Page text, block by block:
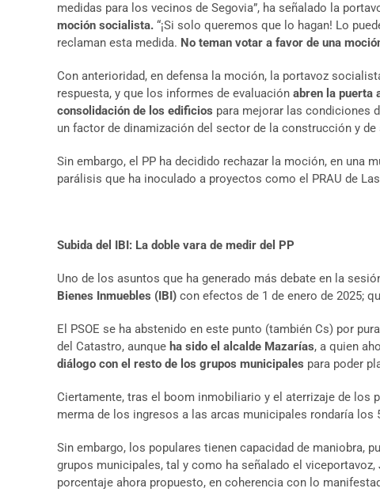
medidas para los vecinos de Segovia”, ha señalado la
moción socialista. “¡Si solo queremos que lo hagan! Lo
reclaman esta medida. No teman votar a favor de una
Con anterioridad, en defensa la moción, la portavoz
respuesta, y que los informes de evaluación abren la puerta
consolidación de los edificios para mejorar las condiciones
un factor de dinamización del sector de la construcción y
Sin embargo, el PP ha decidido rechazar la moción, en una
parálisis que ha inoculado a proyectos como el PRAU de
Subida del IBI: La doble vara de medir del PP
Uno de los asuntos que ha generado más debate en la
Bienes Inmuebles (IBI) con efectos de 1 de enero de 2025;
El PSOE se ha abstenido en este punto (también Cs) por
del Catastro, aunque ha sido el alcalde Mazarías, a quien
diálogo con el resto de los grupos municipales para poder
Ciertamente, tras el boom inmobiliario y el aterrizaje de los
merma de los ingresos a las arcas municipales rondaría los
Sin embargo, los populares tienen capacidad de maniobra,
grupos municipales, tal y como ha señalado el
porcentaje ahora propuesto, en coherencia con lo